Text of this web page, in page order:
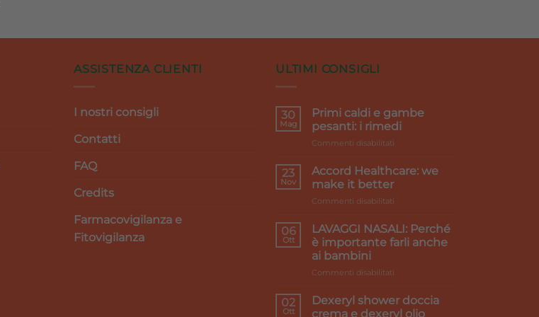
ASSISTENZA CLIENTI
I nostri consigli
Contatti
FAQ
Credits
Farmacovigilanza e
Fitovigilanza
ULTIMI CONSIGLI
30
Mag
Primi caldi e gambe
pesanti: i rimedi
Commenti disabilitati
e
rimedi
23
Nov
Accord Healthcare: we
make it better
Commenti disabilitati
Healthcare:
we
make
06
Ott
LAVAGGI NASALI: Perché
è importante farli anche
ai bambini
Commenti disabilitati
NASALI:
Perché
02
Ott
Dexeryl shower doccia
crema e dexeryl olio